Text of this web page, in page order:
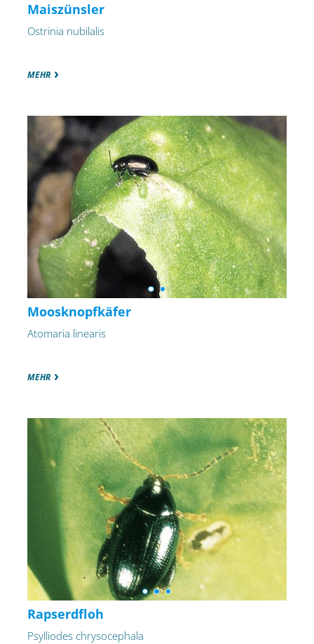
Maiszünsler
Ostrinia nubilalis
MEHR
Moosknopfkäfer
Atomaria linearis
MEHR
Rapserdfloh
Psylliodes chrysocephala